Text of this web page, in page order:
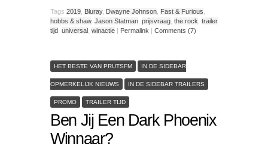
Tags 2019 Bluray, Dwayne Johnson Fast & Furious
hobbs & shaw, Jason Statman prijsvraag the rock trailer
tijd universal winactie | Permalink | Comments (7)
HET BESTE VAN PRUTSFM IN DE SIDEBAR
OPMERKELIJK NIEUWS IN DE SIDEBAR TRAILERS
PROMO TRAILER TIJD
Ben Jij Een Dark Phoenix
Winnaar?